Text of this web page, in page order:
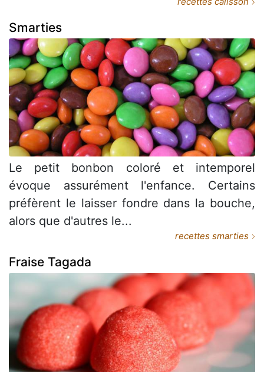
Smarties
Le petit bonbon coloré et intemporel
évoque assurément l'enfance. Certains
préfèrent le laisser fondre dans la bouche,
alors que d'autres le...
recettes smarties
Fraise Tagada